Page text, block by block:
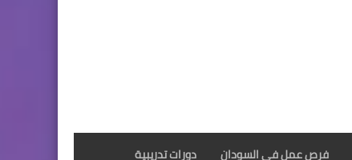
فرص عمل في السودان دورات تدريبية